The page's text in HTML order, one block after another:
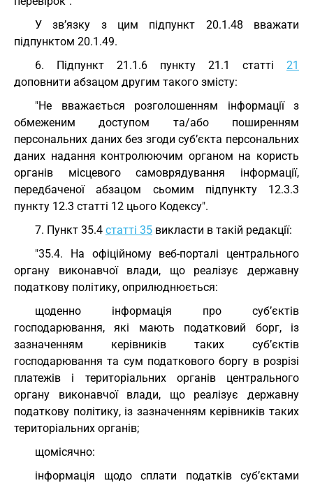
У зв’язку з цим підпункт 20.1.48 вважати
підпунктом 20.1.49.
6. Підпункт 21.1.6 пункту 21.1 статті 21
доповнити абзацом другим такого змісту:
"Не вважається розголошенням інформації з
обмеженим доступом та/або поширенням
персональних даних без згоди суб’єкта персональних
даних надання контролюючим органом на користь
органів місцевого самоврядування інформації,
передбаченої абзацом сьомим підпункту 12.3.3
пункту 12.3 статті 12 цього Кодексу".
7. Пункт 35.4 статті 35 викласти в такій редакції:
"35.4. На офіційному веб-порталі центрального
органу виконавчої влади, що реалізує державну
податкову політику, оприлюднюється:
щоденно інформація про суб’єктів
господарювання, які мають податковий борг, із
зазначенням керівників таких суб’єктів
господарювання та сум податкового боргу в розрізі
платежів і територіальних органів центрального
органу виконавчої влади, що реалізує державну
податкову політику, із зазначенням керівників таких
територіальних органів;
щомісячно:
інформація щодо сплати податків суб’єктами